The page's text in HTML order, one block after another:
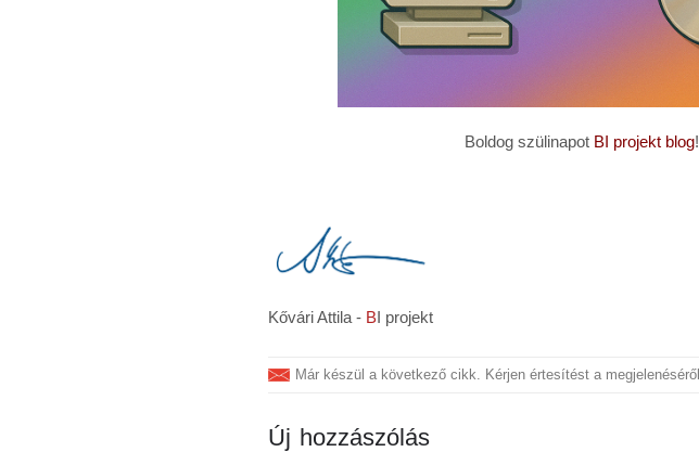
Boldog szülinapot BI projekt blog!
Kővári Attila - BI projekt
Már készül a következő cikk. Kérjen értesítést a megjelenéséről
Új hozzászólás